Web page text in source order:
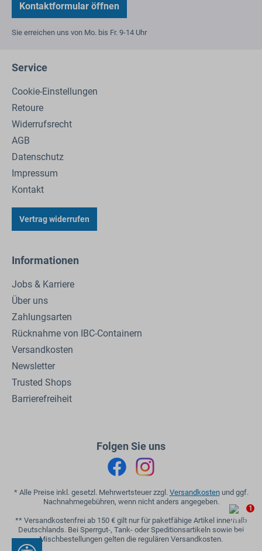
Kontaktformular öffnen
Sie erreichen uns von Mo. bis Fr. 9-14 Uhr
Service
Cookie-Einstellungen
Retoure
Widerrufsrecht
AGB
Datenschutz
Impressum
Kontakt
Vertrag widerrufen
Informationen
Jobs & Karriere
Über uns
Zahlungsarten
Rücknahme von IBC-Containern
Versandkosten
Newsletter
Trusted Shops
Barrierefreiheit
Folgen Sie uns
* Alle Preise inkl. gesetzl. Mehrwertsteuer zzgl. Versandkostenund ggf.
Nachnahmegebühren, wenn nicht anders angegeben.
** Versandkostenfrei ab 150 € gilt nur für paketfähige Artikel innerhalb
Deutschlands. Bei Sperrgut-, Tank- oder Speditionsartikeln sowie bei
Mischbestellungen gelten die regulären Versandkosten.
1